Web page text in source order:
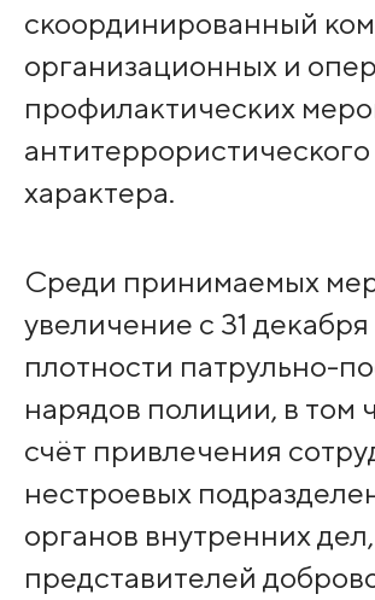
скоординированный
организационных и
профилактических
антитеррористического
характера.
Среди принимаемых
увеличение с 31 декабря
плотности патрульно-
нарядов полиции, в том
счёт привлечения
нестроевых
органов внутренних дел,
представителей